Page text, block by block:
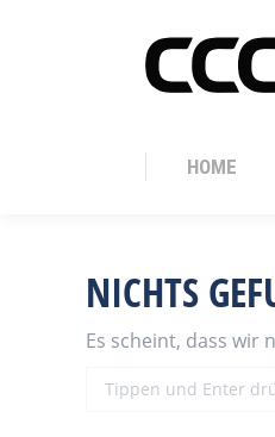
HOME
NICHTS
Es scheint, dass wir
Search:
HOME